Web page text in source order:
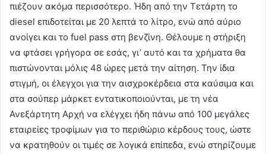
πιέζουν ακόμα περισσότερο. Ήδη από την Τετάρτη το
diesel επιδοτείται με 20 λεπτά το λίτρο, ενώ από αύριο
ανοίγει και το fuel pass στη βενζίνη. Θέλουμε η στήριξη
να φτάσει γρήγορα σε εσάς, γι’ αυτό και τα χρήματα θα
πιστώνονται μόλις 48 ώρες μετά την αίτηση. Την ίδια
στιγμή, οι έλεγχοι για την αισχροκέρδεια στα καύσιμα και
στα σούπερ μάρκετ εντατικοποιούνται, με τη νέα
Ανεξάρτητη Αρχή να ελέγχει ήδη πάνω από 100 μεγάλες
εταιρείες τροφίμων για το περιθώριο κέρδους τους, ώστε
να κρατηθούν οι τιμές σε λογικά επίπεδα, ενώ στηρίζουμε